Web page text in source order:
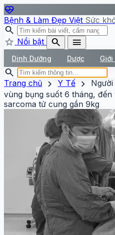
ecg_heart
Bệnh & Làm Đẹp Việt Sức
search
star Nổi bật search menu
Dinh Dưỡng Dược
search
Trang chủ chevron_right Y Tế chevron_right
vùng bụng suốt 6 tháng, đến
sarcoma tử cung gần 9kg